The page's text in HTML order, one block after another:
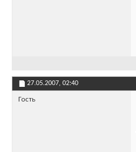
27.05.2007, 02:40
Гость